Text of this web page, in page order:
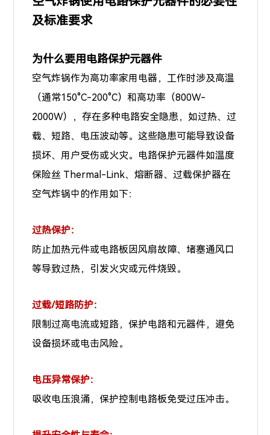
及标准要求
为什么要用电路保护元器件
空气炸锅作为高功率家用电器，工作时涉及高温
（通常150°C-200°C）和高功率（800W-
2000W），存在多种电路安全隐患，如过热、过
载、短路、电压波动等。这些隐患可能导致设备
损坏、用户受伤或火灾。电路保护元器件如温度
保险丝 Thermal-Link、熔断器、过载保护器在
空气炸锅中的作用如下：
过热保护：
防止加热元件或电路板因风扇故障、堵塞通风口
等导致过热，引发火灾或元件烧毁。
过载/短路防护：
限制过高电流或短路，保护电路和元器件，避免
设备损坏或电击风险。
电压异常保护：
吸收电压浪涌，保护控制电路板免受过压冲击。